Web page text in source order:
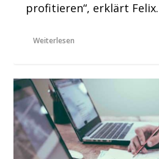
profitieren“, erklärt Felix.
Weiterlesen